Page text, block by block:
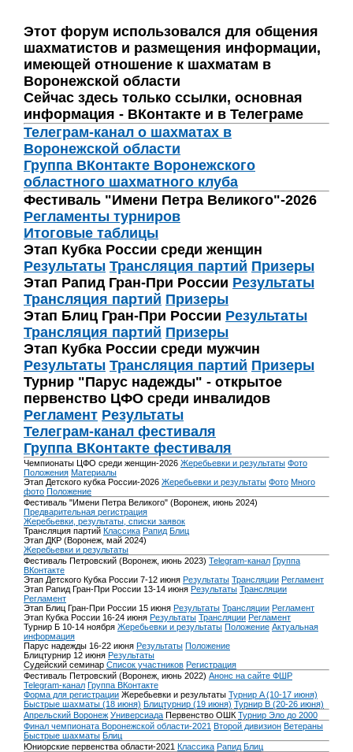
Этот форум использовался для общения
шахматистов и размещения информации,
имеющей отношение к шахматам в
Воронежской области
Сейчас здесь только ссылки, основная
информация - ВКонтакте и в Телеграме
Телеграм-канал о шахматах в
Воронежской области
Группа ВКонтакте Воронежского
областного шахматного клуба
Фестиваль "Имени Петра Великого"-2026
Регламенты турниров
Итоговые таблицы
Этап Кубка России среди женщин
Результаты Трансляция партий Призеры
Этап Рапид Гран-При России Результаты
Трансляция партий Призеры
Этап Блиц Гран-При России Результаты
Трансляция партий Призеры
Этап Кубка России среди мужчин
Результаты Трансляция партий Призеры
Турнир "Парус надежды" - открытое
первенство ЦФО среди инвалидов
Регламент Результаты
Телеграм-канал фестиваля
Группа ВКонтакте фестиваля
Чемпионаты ЦФО среди женщин-2026 Жеребьевки и результаты Фото
Положения Материалы
Этап Детского кубка России-2026 Жеребьевки и результаты Фото Много
фото Положение
Фестиваль "Имени Петра Великого" (Воронеж, июнь 2024)
Предварительная регистрация
Жеребьевки, результаты, списки заявок
Трансляция партий Классика Рапид Блиц
Этап ДКР (Воронеж, май 2024)
Жеребьевки и результаты
Фестиваль Петровский (Воронеж, июнь 2023) Telegram-канал Группа
ВКонтакте
Этап Детского Кубка России 7-12 июня Результаты Трансляции Регламент
Этап Рапид Гран-При России 13-14 июня Результаты Трансляции
Регламент
Этап Блиц Гран-При России 15 июня Результаты Трансляции Регламент
Этап Кубка России 16-24 июня Результаты Трансляции Регламент
Турнир Б 10-14 ноября Жеребьевки и результаты Положение Актуальная
информация
Парус надежды 16-22 июня Результаты Положение
Блицтурнир 12 июня Результаты
Судейский семинар Список участников Регистрация
Фестиваль Петровский (Воронеж, июнь 2022) Анонс на сайте ФШР
Telegram-канал Группа ВКонтакте
Форма для регистрации Жеребьевки и результаты Турнир A (10-17 июня)
Быстрые шахматы (18 июня) Блицтурнир (19 июня) Турнир B (20-26 июня)
Апрельский Воронеж Универсиада Первенство ОШК Турнир Эло до 2000
Финал чемпионата Воронежской области-2021 Второй дивизион Ветераны
Быстрые шахматы Блиц
Юниорские первенства области-2021 Классика Рапид Блиц